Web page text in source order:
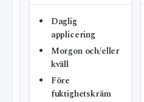
Daglig
applicering
Morgon och/eller
kväll
Före
fuktighetskräm